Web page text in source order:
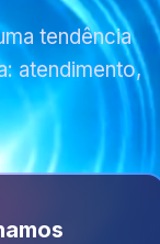
tendência
atendimento,